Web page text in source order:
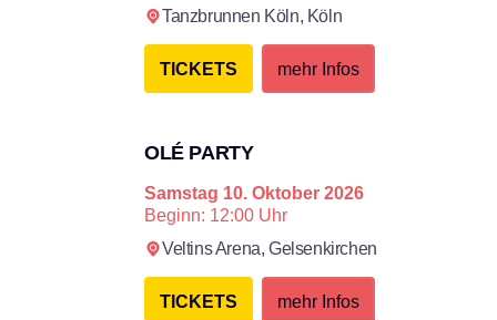
Tanzbrun­nen Köln, Köln
TICKETS mehr Infos
OLÉ PARTY
Samstag 10. Oktober 2026
Beginn: 12:00 Uhr
Veltins Arena, Gelsenkirchen
TICKETS mehr Infos